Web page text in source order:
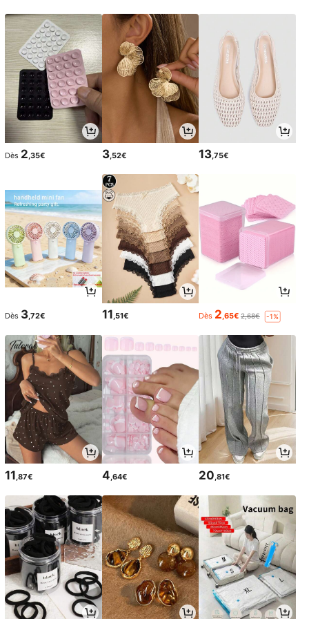
Dès 2,35€ 3,52€ 13,75€
Dès 3,72€ 11,51€ Dès 2,65€ 2,68€ -1%
11 ,87€ 4 ,64€ 20 ,81€